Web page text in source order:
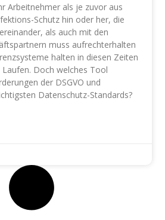
Arbeitnehmer als je zuvor aus
Schutz hin oder her, die
als auch mit den
muss aufrechterhalten
halten in diesen Zeiten
Doch welches Tool
der DSGVO und
Datenschutz-Standards?